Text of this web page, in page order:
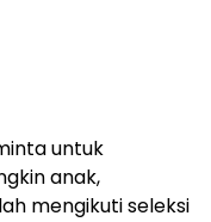
untuk
anak,
mengikuti seleksi